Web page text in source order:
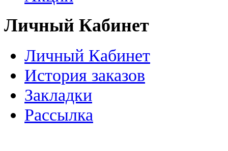
Личный Кабинет
Личный Кабинет
История заказов
Закладки
Рассылка